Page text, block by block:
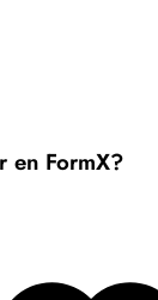
en FormX?